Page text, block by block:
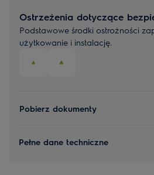
Ostrzeżenia dotyczące
Podstawowe środki ostrożności
użytkowanie i instalację.
Pobierz dokumenty
Pełne dane techniczne